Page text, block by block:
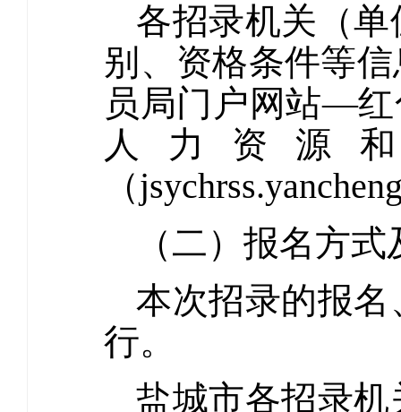
各招录机关（
别、资格条件等
员局门户网站—红
人力资源
（
（二）报名方
本次招录的报
行。
盐城市各招录